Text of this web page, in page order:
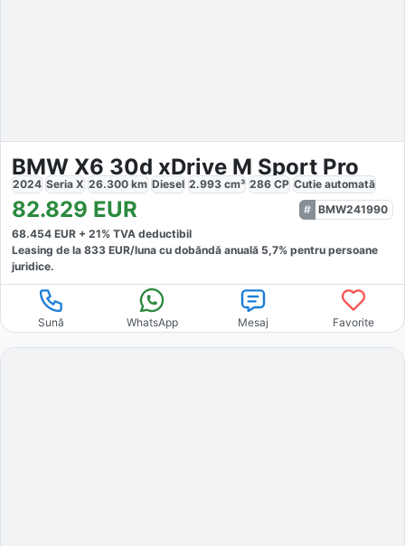
BMW X6 30d xDrive M Sport Pro
2024 Seria X 26.300 km Diesel 2.993 cm³ 286 CP Cutie automată
82.829 EUR
BMW241990
68.454 EUR + 21% TVA deductibil
Leasing de la 833 EUR/luna cu dobăndă anuală 5,7% pentru persoane
juridice.
Sună WhatsApp Mesaj Favorite